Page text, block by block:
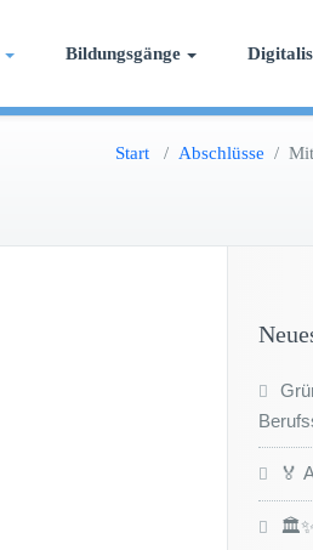
Bildungsgänge
Start / Abschlüsse /
🏅